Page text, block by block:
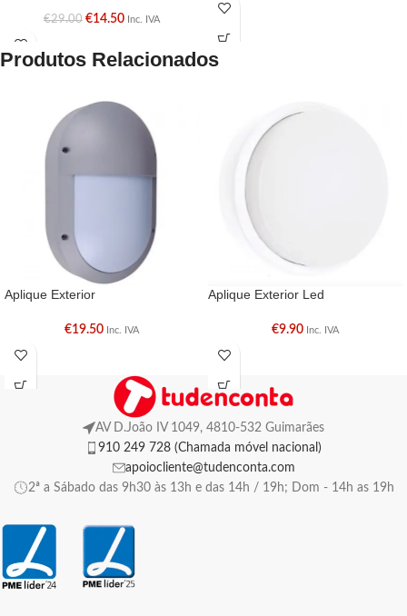
€29.00 €14.50 Inc. IVA
Produtos Relacionados
Aplique Exterior
€19.50 Inc. IVA
Aplique Exterior Led
€9.90 Inc. IVA
AV D.João IV 1049, 4810-532 Guimarães
910 249 728 (Chamada móvel nacional)
apoiocliente@tudenconta.com
2ª a Sábado das 9h30 às 13h e das 14h / 19h; Dom - 14h as 19h